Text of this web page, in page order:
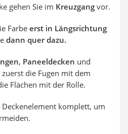
gehen Sie im Kreuzgang vor.
Farbe erst in Längsrichtung
dann quer dazu.
, Paneeldecken und
die Fugen mit dem
Flächen mit der Rolle.
komplett, um